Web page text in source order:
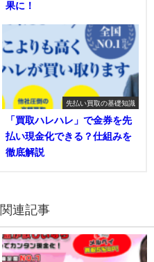
果に！
先払い買取の基礎知識
「買取ハレハレ」で金券を先
払い現金化できる？仕組みを
徹底解説
連記事